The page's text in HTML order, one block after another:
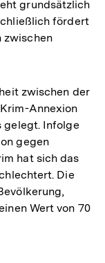
grundsätzlich
fördert
zwischen
zwischen der
Annexion
gelegt. Infolge
gegen
hat sich das
Die
Wert von 70